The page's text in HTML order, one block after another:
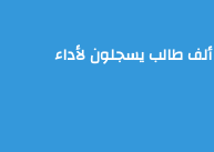
التعليم العالي: 128 ألف طالب يسجلون لأداء